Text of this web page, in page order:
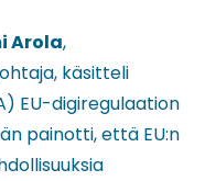
Arola,
käsitteli
EU-digiregulaation
painotti, että EU:n